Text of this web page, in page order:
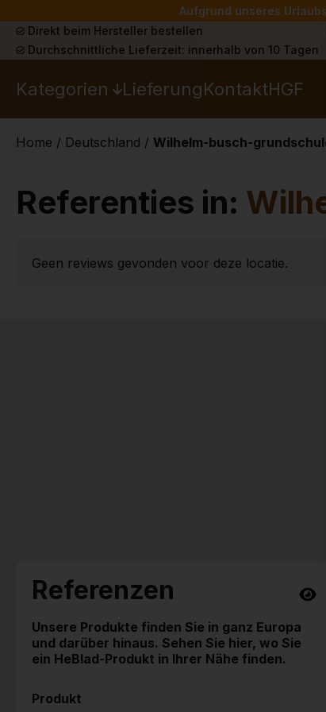
Aufgrund unseres
Direkt beim Hersteller bestellen
Durchschnittliche Lieferzeit: innerhalb von 10 Tagen
Kategorien LieferungKontaktHGF
Home / Deutschland / Wilhelm-busch-
Referenties in:
Geen reviews gevonden voor deze locatie.
Referenzen
Unsere Produkte finden Sie in ganz Europa
und darüber hinaus. Sehen Sie hier, wo Sie
ein HeBlad-Produkt in Ihrer Nähe finden.
Produkt